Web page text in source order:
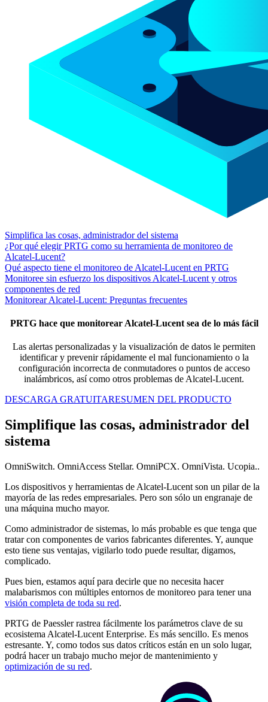
Simplifica las cosas, administrador del sistema
¿Por qué elegir PRTG como su herramienta de monitoreo de
Alcatel-Lucent?
Qué aspecto tiene el monitoreo de Alcatel-Lucent en PRTG
Monitoree sin esfuerzo los dispositivos Alcatel-Lucent y otros
componentes de red
Monitorear Alcatel-Lucent: Preguntas frecuentes
PRTG hace que monitorear Alcatel-Lucent sea de lo más fácil
Las alertas personalizadas y la visualización de datos le permiten
identificar y prevenir rápidamente el mal funcionamiento o la
configuración incorrecta de conmutadores o puntos de acceso
inalámbricos, así como otros problemas de Alcatel-Lucent.
DESCARGA GRATUITARESUMEN DEL PRODUCTO
Simplifique las cosas, administrador del
sistema
OmniSwitch. OmniAccess Stellar. OmniPCX. OmniVista. Ucopia..
Los dispositivos y herramientas de Alcatel-Lucent son un pilar de la
mayoría de las redes empresariales. Pero son sólo un engranaje de
una máquina mucho mayor.
Como administrador de sistemas, lo más probable es que tenga que
tratar con componentes de varios fabricantes diferentes. Y, aunque
esto tiene sus ventajas, vigilarlo todo puede resultar, digamos,
complicado.
Pues bien, estamos aquí para decirle que no necesita hacer
malabarismos con múltiples entornos de monitoreo para tener una
visión completa de toda su red.
PRTG de Paessler rastrea fácilmente los parámetros clave de su
ecosistema Alcatel-Lucent Enterprise. Es más sencillo. Es menos
estresante. Y, como todos sus datos críticos están en un solo lugar,
podrá hacer un trabajo mucho mejor de mantenimiento y
optimización de su red.